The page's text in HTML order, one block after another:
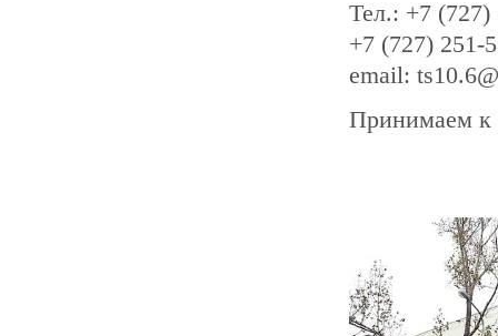
Тел.: +7 (727)
+7 (727) 251-
email:
Принимаем к